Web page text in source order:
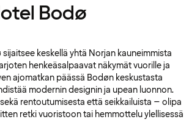
Bodø
keskellä yhtä Norjan kauneimmista
henkeäsalpaavat näkymät vuorille ja
ajomatkan päässä Bodøn keskustasta
modernin designin ja upean luonnon.
rentoutumisesta että seikkailuista – olipa
retki vuoristoon tai hemmottelu ylellisessä